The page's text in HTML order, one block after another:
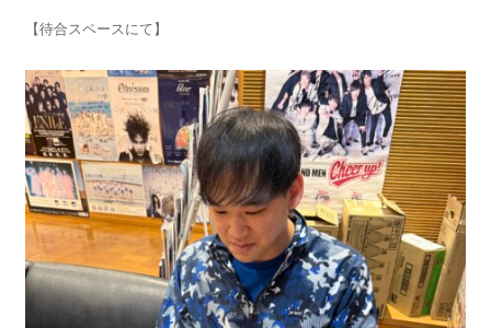
【待合スペースにて】